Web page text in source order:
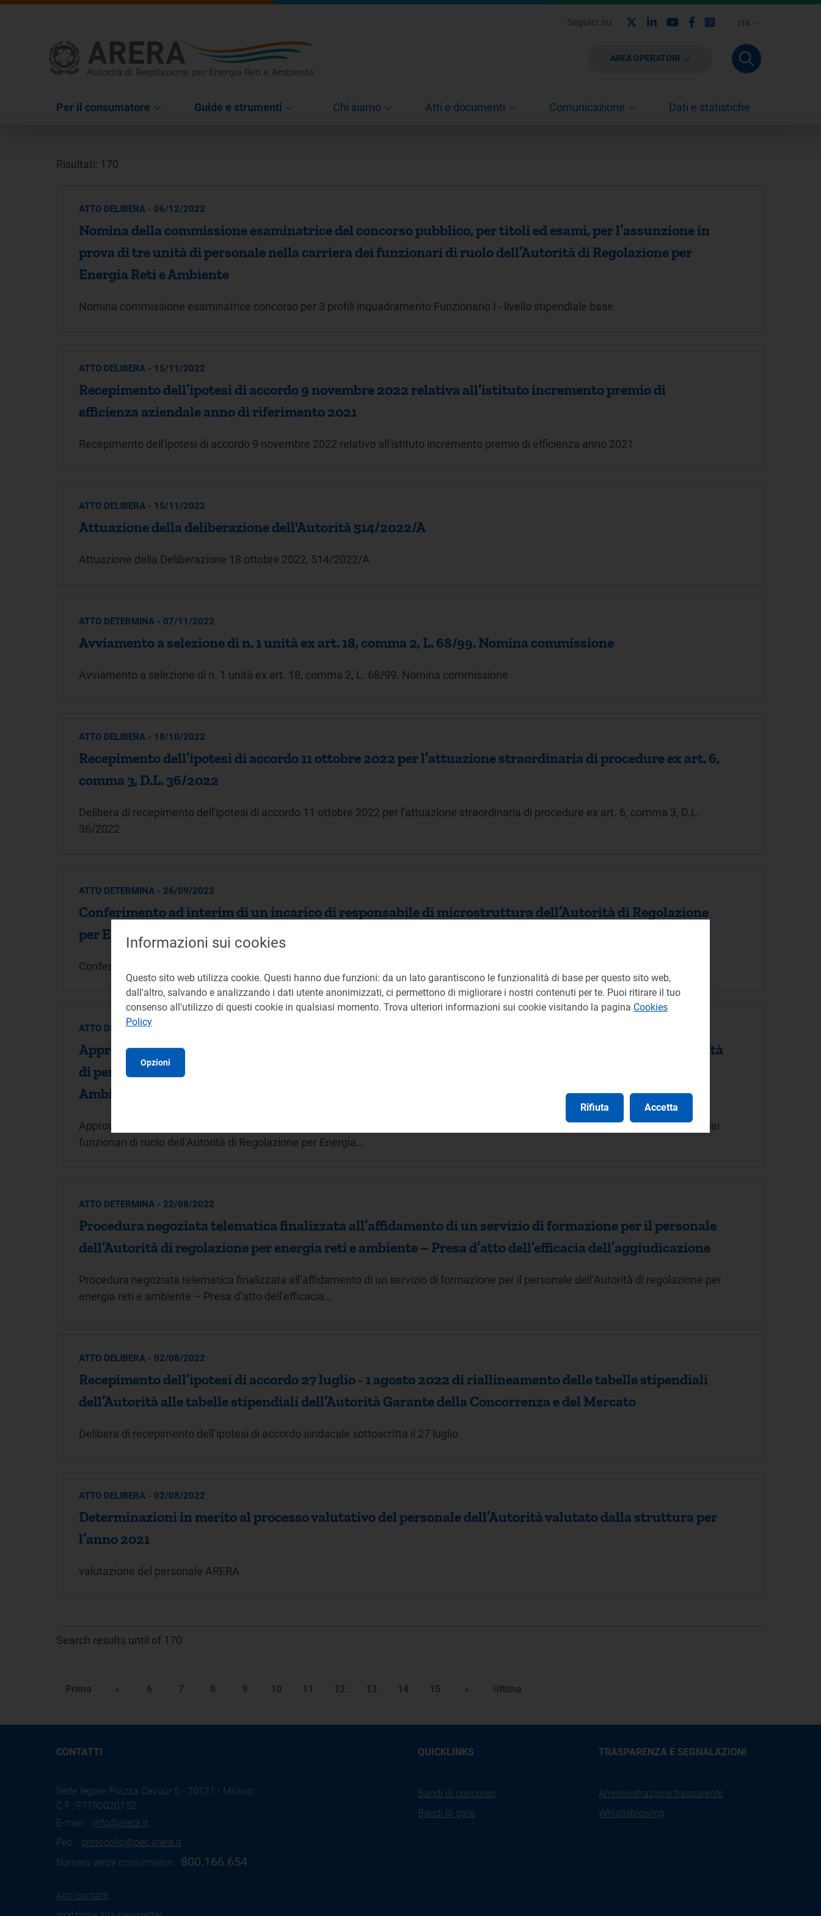
ITA
Seguici su: LinkedinYoutubeFacebook
Instagram
AREA OPERATORI
Per il consumatore Guide e strumenti Chi siamo Atti e documenti Comunicazione Dati e statistiche
Risultati: 170
ATTO DELIBERA - 06/12/2022
Nomina della commissione esaminatrice del concorso pubblico, per titoli ed esami, per l’assunzione in
prova di tre unità di personale nella carriera dei funzionari di ruolo dell’Autorità di Regolazione per
Energia Reti e Ambiente
Nomina commissione esaminatrice concorso per 3 profili inquadramento Funzionario I - livello stipendiale base.
ATTO DELIBERA - 15/11/2022
Recepimento dell’ipotesi di accordo 9 novembre 2022 relativa all’istituto incremento premio di
efficienza aziendale anno di riferimento 2021
Recepimento dell'ipotesi di accordo 9 novembre 2022 relativo all'istituto incremento premio di efficienza anno 2021
ATTO DELIBERA - 15/11/2022
Attuazione della deliberazione dell'Autorità 514/2022/A
Attuazione della Deliberazione 18 ottobre 2022, 514/2022/A
ATTO DETERMINA - 07/11/2022
Avviamento a selezione di n. 1 unità ex art. 18, comma 2, L. 68/99. Nomina commissione
Avviamento a selezione di n. 1 unità ex art. 18, comma 2, L. 68/99. Nomina commissione
ATTO DELIBERA - 18/10/2022
Recepimento dell’ipotesi di accordo 11 ottobre 2022 per l’attuazione straordinaria di procedure ex art. 6,
comma 3, D.L. 36/2022
Delibera di recepimento dell'ipotesi di accordo 11 ottobre 2022 per l'attuazione straordinaria di procedure ex art. 6, comma 3, D.L.
36/2022
ATTO DETERMINA - 26/09/2022
Conferimento ad interim di un incarico di responsabile di microstruttura dell’Autorità di Regolazione
per Energia Reti e Ambiente
Conferimento ad interim di un incarico di responsabile di microstruttura dell’Autorità di Regolazione per Energia Reti e Ambiente
ATTO DETERMINA - 08/09/2022
Approvazione di un bando di concorso pubblico, per titoli ed esami, per l’assunzione in prova di tre unità
di personale nella carriera dei funzionari di ruolo dell’Autorità di Regolazione per Energia Reti e
Ambiente
Approvazione di un bando di concorso pubblico, per titoli ed esami, per l’assunzione in prova di tre unità di personale nella carriera dei
funzionari di ruolo dell’Autorità di Regolazione per Energia…
ATTO DETERMINA - 22/08/2022
Procedura negoziata telematica finalizzata all’affidamento di un servizio di formazione per il personale
dell’Autorità di regolazione per energia reti e ambiente – Presa d’atto dell’efficacia dell’aggiudicazione
Procedura negoziata telematica finalizzata all’affidamento di un servizio di formazione per il personale dell’Autorità di regolazione per
energia reti e ambiente – Presa d’atto dell’efficacia…
ATTO DELIBERA - 02/08/2022
Recepimento dell’ipotesi di accordo 27 luglio - 1 agosto 2022 di riallineamento delle tabelle stipendiali
dell’Autorità alle tabelle stipendiali dell’Autorità Garante della Concorrenza e del Mercato
Delibera di recepimento dell’ipotesi di accordo sindacale sottoscritta il 27 luglio
ATTO DELIBERA - 02/08/2022
Determinazioni in merito al processo valutativo del personale dell’Autorità valutato dalla struttura per
l’anno 2021
valutazione del personale ARERA
Search results until of 170
Prima « 6 7 8 9 10 11 12 13 14 15 » Ultima
CONTATTI
Sede legale: Piazza Cavour 5 - 20121 - Milano
C.F.: 97190020152
E-mail: info@arera.it
Pec: protocollo@pec.arera.it
Numero verde consumatori:
800.166.654
Altri contatti
QUICKLINKS
Bandi di concorso
Bandi di gara
TRASPARENZA E SEGNALAZIONI
Amministrazione trasparente
Whistleblowing
Informazioni sui cookies
Questo sito web utilizza cookie. Questi hanno due funzioni: da un lato garantiscono le funzionalità di base per questo sito web,
dall'altro, salvando e analizzando i dati utente anonimizzati, ci permettono di migliorare i nostri contenuti per te. Puoi ritirare il tuo
consenso all'utilizzo di questi cookie in qualsiasi momento. Trova ulteriori informazioni sui cookie visitando la pagina Cookies
Policy
Opzioni
Rifiuta Accetta